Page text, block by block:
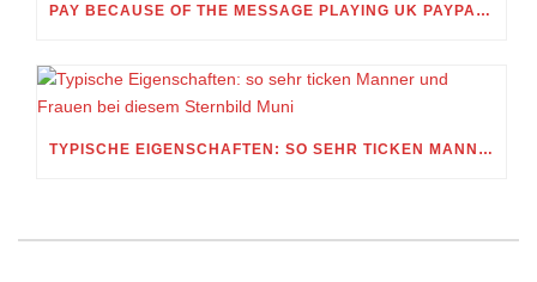
PAY BECAUSE OF THE MESSAGE PLAYING UK PAYPAL CASINO ONLINE APPRECIATE MERELY TEXT MESSAGE GAMBLING MONEY NETWORKS
TYPISCHE EIGENSCHAFTEN: SO SEHR TICKEN MANNER UND FRAUEN BEI DIESEM STERNBILD MUNI